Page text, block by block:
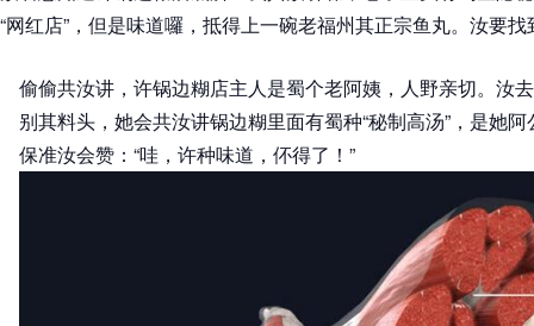
“网红店”，但是味道囉，抵得上一碗老福州其正宗鱼丸。汝要
偷偷共汝讲，许锅边糊店主人是蜀个老阿姨，人野亲切。汝
别其料头，她会共汝讲锅边糊里面有蜀种“秘制高汤”，是她
保准汝会赞：“哇，许种味道，伓得了！”